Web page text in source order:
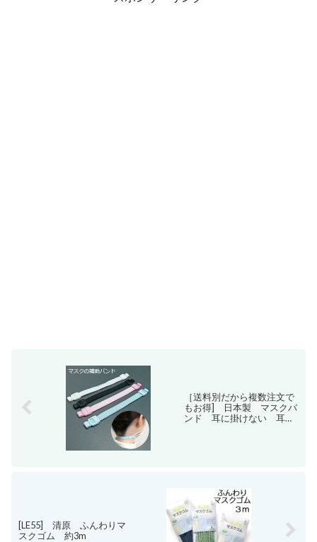
［送料別だから複数注文で
もお得] 日本製 マスクバ
ンド 耳に掛けない 耳が
販促 ノベルティー
[LE55] 清原 ふんわりマ
スクゴム 約3m